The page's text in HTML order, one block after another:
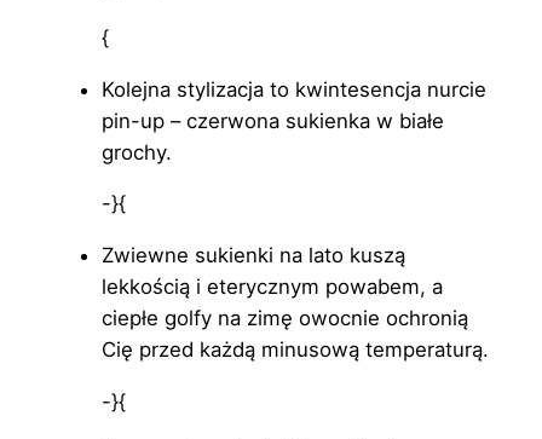
{
Kolejna stylizacja to kwintesencja nurcie
pin-up – czerwona sukienka w białe
grochy.
-}{
Zwiewne sukienki na lato kuszą
lekkością i eterycznym powabem, a
ciepłe golfy na zimę owocnie ochronią
Cię przed każdą minusową temperaturą.
-}{